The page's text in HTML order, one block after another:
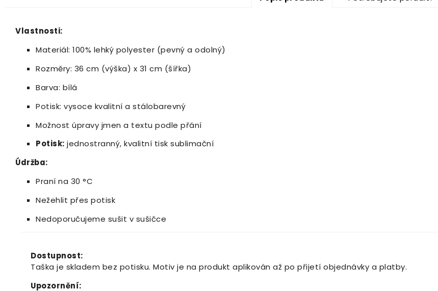
Vlastnosti:
Materiál: 100% lehký polyester (pevný a odolný)
Rozměry: 36 cm (výška) x 31 cm (šířka)
Barva: bílá
Potisk: vysoce kvalitní a stálobarevný
Možnost úpravy jmen a textu podle přání
Potisk: jednostranný, kvalitní tisk sublimační
Údržba:
Praní na 30 °C
Nežehlit přes potisk
Nedoporučujeme sušit v sušičce
Dostupnost:
Taška je skladem bez potisku. Motiv je na produkt aplikován až po přijetí objednávky a platby.
Upozornění: